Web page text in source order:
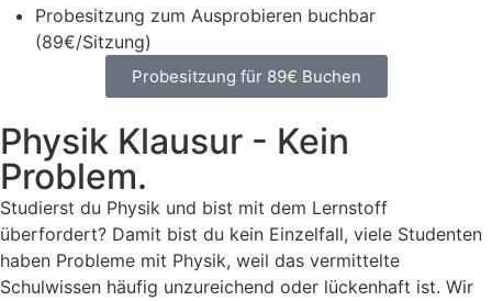
Probesitzung zum Ausprobieren buchbar
(89€/Sitzung)
Probesitzung für 89€ Buchen
Physik Klausur - Kein
Problem.
Studierst du Physik und bist mit dem Lernstoff
überfordert? Damit bist du kein Einzelfall, viele Studenten
haben Probleme mit Physik, weil das vermittelte
Schulwissen häufig unzureichend oder lückenhaft ist. Wir